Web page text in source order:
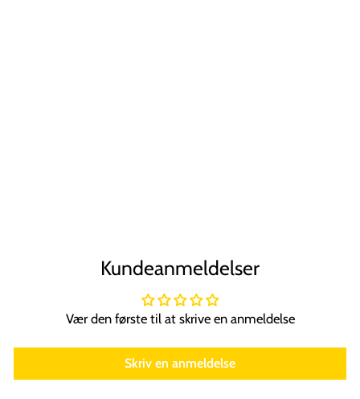
Kundeanmeldelser
Vær den første til at skrive en anmeldelse
Skriv en anmeldelse